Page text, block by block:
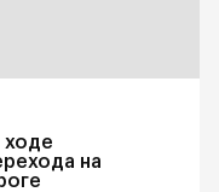
ходе
на